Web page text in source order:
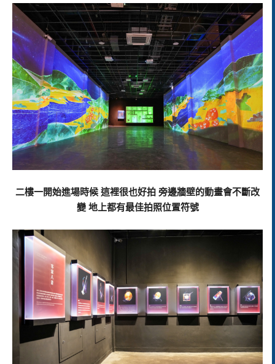
二樓一開始進場時候 這裡很也好拍 旁邊牆壁的動畫會不斷改
變 地上都有最佳拍照位置符號